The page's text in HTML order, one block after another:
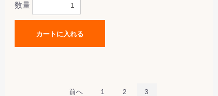
数量
カートに入れる
前へ 1 2 3